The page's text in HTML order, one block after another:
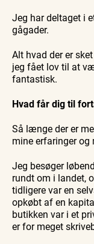
Jeg har deltaget i
gågader.
Alt hvad der er
jeg fået lov til at
fantastisk.
Hvad får dig til
Så længe der er
mine erfaringer
Jeg besøger
rundt om i landet,
tidligere var en
opkøbt af en
butikken var i et
er for meget